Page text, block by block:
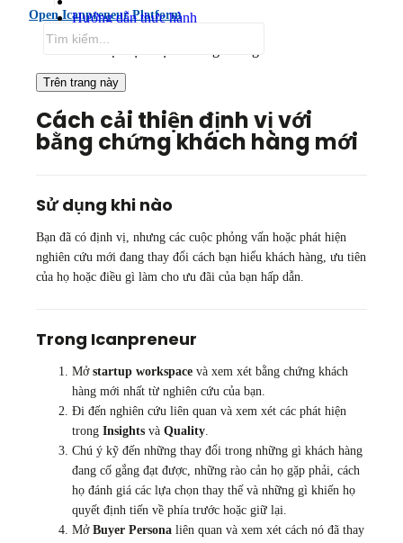
Open Icanpreneur Platform
Hướng dẫn thực hành
Cải thiện định vị và GTM
Trên trang này
Cách cải thiện định vị với
bằng chứng khách hàng mới
Sử dụng khi nào
Bạn đã có định vị, nhưng các cuộc phỏng vấn hoặc phát hiện
nghiên cứu mới đang thay đổi cách bạn hiểu khách hàng, ưu tiên
của họ hoặc điều gì làm cho ưu đãi của bạn hấp dẫn.
Trong Icanpreneur
Mở startup workspace và xem xét bằng chứng khách
hàng mới nhất từ nghiên cứu của bạn.
Đi đến nghiên cứu liên quan và xem xét các phát hiện
trong Insights và Quality
Chú ý kỹ đến những thay đổi trong những gì khách hàng
đang cố gắng đạt được, những rào cản họ gặp phải, cách
họ đánh giá các lựa chọn thay thế và những gì khiến họ
quyết định tiến về phía trước hoặc giữ lại.
Mở Buyer Persona liên quan và xem xét cách nó đã thay